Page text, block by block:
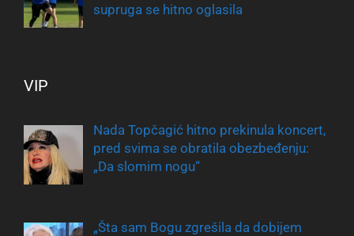
supruga se hitno oglasila
VIP
Nada Topčagić hitno prekinula koncert,
pred svima se obratila obezbeđenju:
„Da slomim nogu“
„Šta sam Bogu zgrešila da dobijem